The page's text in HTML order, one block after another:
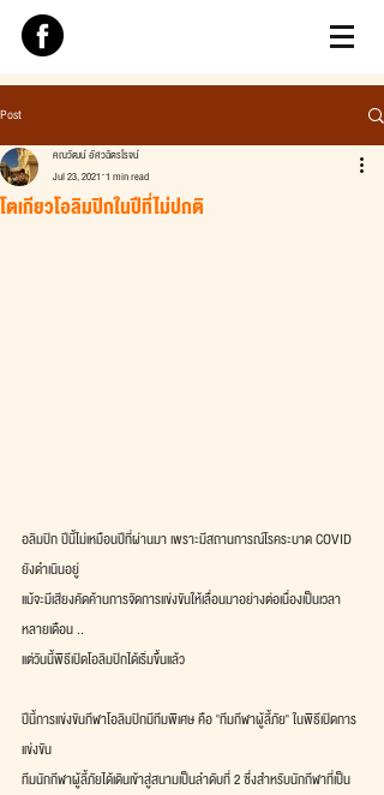
Post
โตเกียวโอลิมปิกในปีที่ไม่ปกติ
คณวัฒน์ อัศวฉัตรโรจน์
Jul 23, 2021 1 min read
อลิมปิก ปีนี้ไม่เหมือนปีที่ผ่านมา เพราะมีสถานการณ์โรคระบาด COVID
ยังดำเนินอยู่
แม้จะมีเสียงคัดค้านการจัดการแข่งขันให้เลื่อนมาอย่างต่อเนื่องเป็นเวลา
หลายเดือน ..
แต่วันนี้พิธีเปิดโอลิมปิกได้เริ่มขึ้นแล้ว
ปีนี้การแข่งขันกีฬาโอลิมปิกมีทีมพิเศษ คือ "ทีมกีฬาผู้ลี้ภัย" ในพิธีเปิดการ
แข่งขัน
ทีมนักกีฬาผู้ลี้ภัยได้เดินเข้าสู่สนามเป็นลำดับที่ 2 ซึ่งสำหรับนักกีฬาที่เป็น